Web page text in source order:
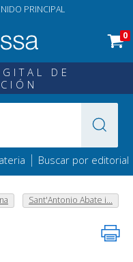
PRINCIPAL
0
DE
| Buscar por editorial
Sant'Antonio Abate i...